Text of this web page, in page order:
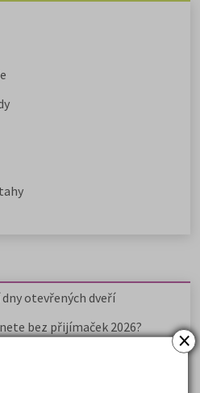
×
otevřených dveří
bez přijímaček 2026?